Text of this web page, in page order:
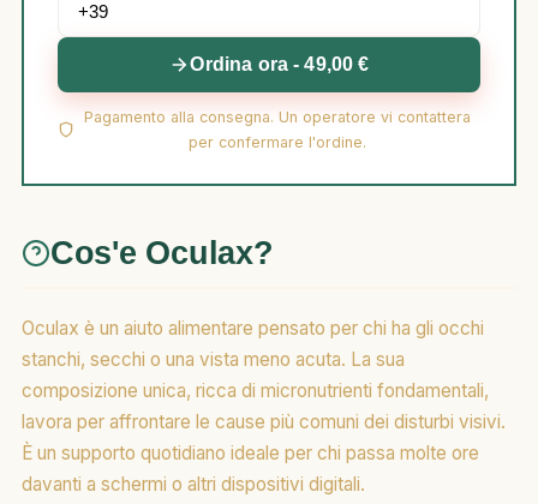
Ordina ora - 49,00 €
Pagamento alla consegna. Un operatore vi contattera
per confermare l'ordine.
Cos'e Oculax?
Oculax è un aiuto alimentare pensato per chi ha gli occhi
stanchi, secchi o una vista meno acuta. La sua
composizione unica, ricca di micronutrienti fondamentali,
lavora per affrontare le cause più comuni dei disturbi visivi.
È un supporto quotidiano ideale per chi passa molte ore
davanti a schermi o altri dispositivi digitali.